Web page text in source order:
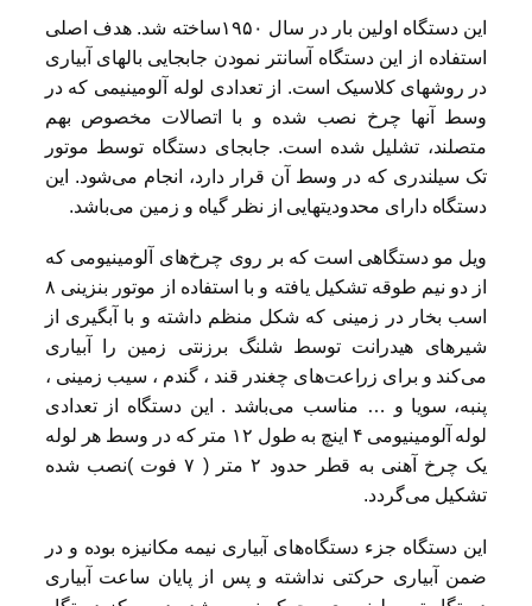
این دستگاه اولین بار در سال ۱۹۵۰ساخته شد. هدف اصلی
استفاده از این دستگاه آسانتر نمودن جابجایی بالهای آبیاری
در روشهای کلاسیک است. از تعدادی لوله‌ آلومینیمی که در
وسط آنها چرخ نصب شده و با اتصالات مخصوص بهم
متصلند، تشلیل شده است. جابجای دستگاه توسط موتور
تک سیلندری که در وسط آن قرار دارد، انجام می‌شود. این
دستگاه دارای محدودیتهایی از نظر گیاه و زمین می‌باشد.
ویل مو دستگاهی است که بر روی چرخ‌های آلومینیومی که
از دو نیم طوقه تشکیل یافته و با استفاده از موتور بنزینی ۸
اسب بخار در زمینی که شکل منظم داشته و با آبگیری از
شیرهای هیدرانت توسط شلنگ برزنتی زمین را آبیاری
می‌کند و برای زراعت‌های چغندر قند ، گندم ، سیب زمینی ،
پنبه، سویا و … مناسب می‌باشد . این دستگاه از تعدادی
لوله آلومینیومی ۴ اینچ به طول ۱۲ متر که در وسط هر لوله
یک چرخ آهنی به قطر حدود ۲ متر ( ۷ فوت )نصب شده
تشکیل می‌گردد.
این دستگاه جزء دستگاه‌های آبیاری نیمه مکانیزه بوده و در
ضمن آبیاری حرکتی نداشته و پس از پایان ساعت آبیاری